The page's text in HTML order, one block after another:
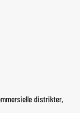
distrikter,